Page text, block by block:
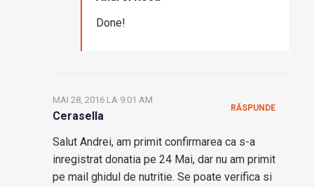
Done!
Cerasella
MAI 28, 2016 LA 9:01 AM
Salut Andrei, am primit confirmarea ca s-a
inregistrat donatia pe 24 Mai, dar nu am primit
pe mail ghidul de nutritie. Se poate verifica si
RĂSPUNDE